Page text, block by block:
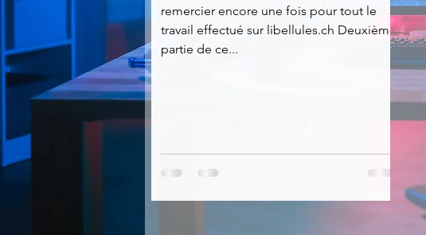
Video Logiciels les plus recherchés
remercier encore une fois pour tout le
travail effectué sur libellules.ch Deuxième
partie de ce...